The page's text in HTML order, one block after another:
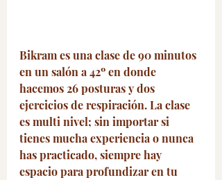
Bikram es una clase de 90 minutos
en un salón a 42º en donde
hacemos 26 posturas y dos
ejercicios de respiración. La clase
es multi nivel; sin importar si
tienes mucha experiencia o nunca
has practicado, siempre hay
espacio para profundizar en tu